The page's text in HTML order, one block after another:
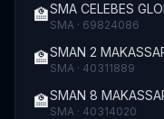
🏫SMA CELEBES
SMA · 69824086
🏫SMAN 2
SMA · 40311889
🏫SMAN 8
SMA · 40314020